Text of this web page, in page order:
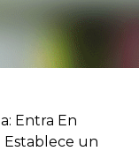
de
Entra En
Establece un